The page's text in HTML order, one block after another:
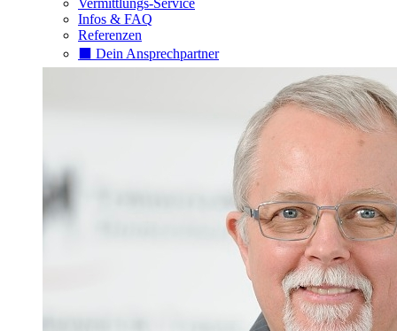
Vermittlungs-Service
Infos & FAQ
Referenzen
⬛️ Dein Ansprechpartner